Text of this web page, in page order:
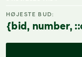
HØJESTE BUD:
{bid, number,